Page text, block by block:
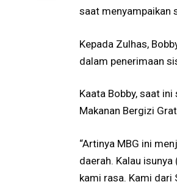
saat menyampaikan
Kepada Zulhas,
dalam penerimaan
Kaata Bobby, saat
Makanan Bergizi
“Artinya MBG ini
daerah. Kalau
kami rasa. Kami dari